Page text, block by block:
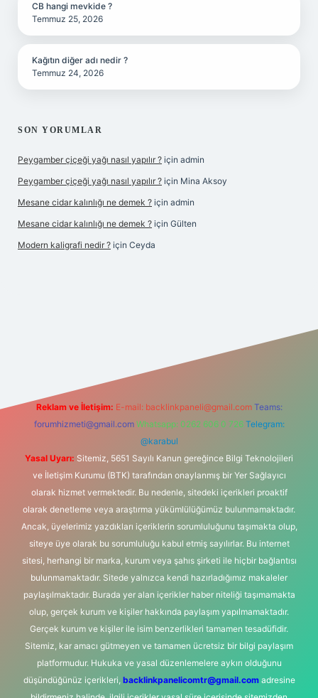
CB hangi mevkide ?
Temmuz 25, 2026
Kağıtın diğer adı nedir ?
Temmuz 24, 2026
SON YORUMLAR
Peygamber çiçeği yağı nasıl yapılır ? için admin
Peygamber çiçeği yağı nasıl yapılır ? için Mina Aksoy
Mesane cidar kalınlığı ne demek ? için admin
Mesane cidar kalınlığı ne demek ? için Gülten
Modern kaligrafi nedir ? için Ceyda
Reklam ve İletişim: E-mail: backlinkpaneli@gmail.com Teams:
forumhizmeti@gmail.com Whatsapp: 0262 606 0 726 Telegram:
@karabul
Yasal Uyarı: Sitemiz, 5651 Sayılı Kanun gereğince Bilgi Teknolojileri
ve İletişim Kurumu (BTK) tarafından onaylanmış bir Yer Sağlayıcı
olarak hizmet vermektedir. Bu nedenle, sitedeki içerikleri proaktif
olarak denetleme veya araştırma yükümlülüğümüz bulunmamaktadır.
Ancak, üyelerimiz yazdıkları içeriklerin sorumluluğunu taşımakta olup,
siteye üye olarak bu sorumluluğu kabul etmiş sayılırlar. Bu internet
sitesi, herhangi bir marka, kurum veya şahıs şirketi ile hiçbir bağlantısı
bulunmamaktadır. Sitede yalnızca kendi hazırladığımız makaleler
paylaşılmaktadır. Burada yer alan içerikler haber niteliği taşımamakta
olup, gerçek kurum ve kişiler hakkında paylaşım yapılmamaktadır.
Gerçek kurum ve kişiler ile isim benzerlikleri tamamen tesadüfidir.
Sitemiz, kar amacı gütmeyen ve tamamen ücretsiz bir bilgi paylaşım
platformudur. Hukuka ve yasal düzenlemelere aykırı olduğunu
düşündüğünüz içerikleri, backlinkpanelicomtr@gmail.comadresine